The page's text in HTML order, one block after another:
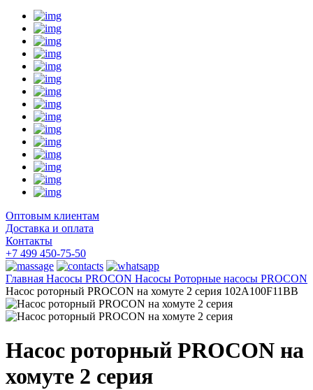
Оптовым клиентам
Доставка и оплата
Контакты
+7 499 450-75-50
Главная Насосы PROCON Насосы Роторные насосы PROCON
Насос роторный PROCON на хомуте 2 серия 102A100F11BB
Насос роторный PROCON на
хомуте 2 серия